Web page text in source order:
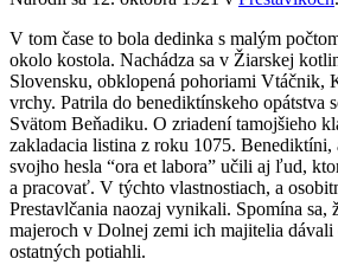
V tom čase to bola dedinka s malým
okolo kostola. Nachádza sa v Žiarskej
Slovensku, obklopená pohoriami Vtáčnik,
vrchy. Patrila do benediktínskeho opátstva
Svätom Beňadiku. O zriadení tamojšieho
zakladacia listina z roku 1075.
svojho hesla “ora et labora” učili aj ľud,
a pracovať. V týchto vlastnostiach, a
Prestavlčania naozaj vynikali. Spomína sa,
majeroch v Dolnej zemi ich majitelia
ostatných potiahli.